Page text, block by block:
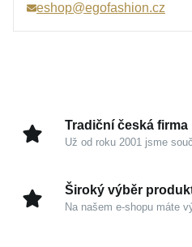
Typ zapínání
Výška náušnice
Barva
eshop@egofashion.cz
Tradiční česká firma
Už od roku 2001 jsme
Široký výběr
Na našem e-shopu máte